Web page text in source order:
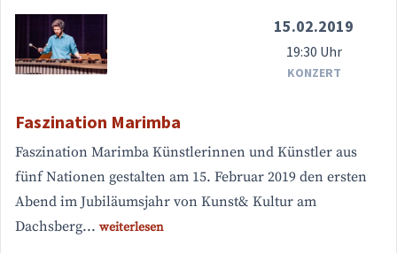
15.02.2019
19:30 Uhr
KONZERT
Faszination Marimba
Faszination Marimba Künstlerinnen und Künstler aus
fünf Nationen gestalten am 15. Februar 2019 den ersten
Abend im Jubiläumsjahr von Kunst& Kultur am
Dachsberg... weiterlesen